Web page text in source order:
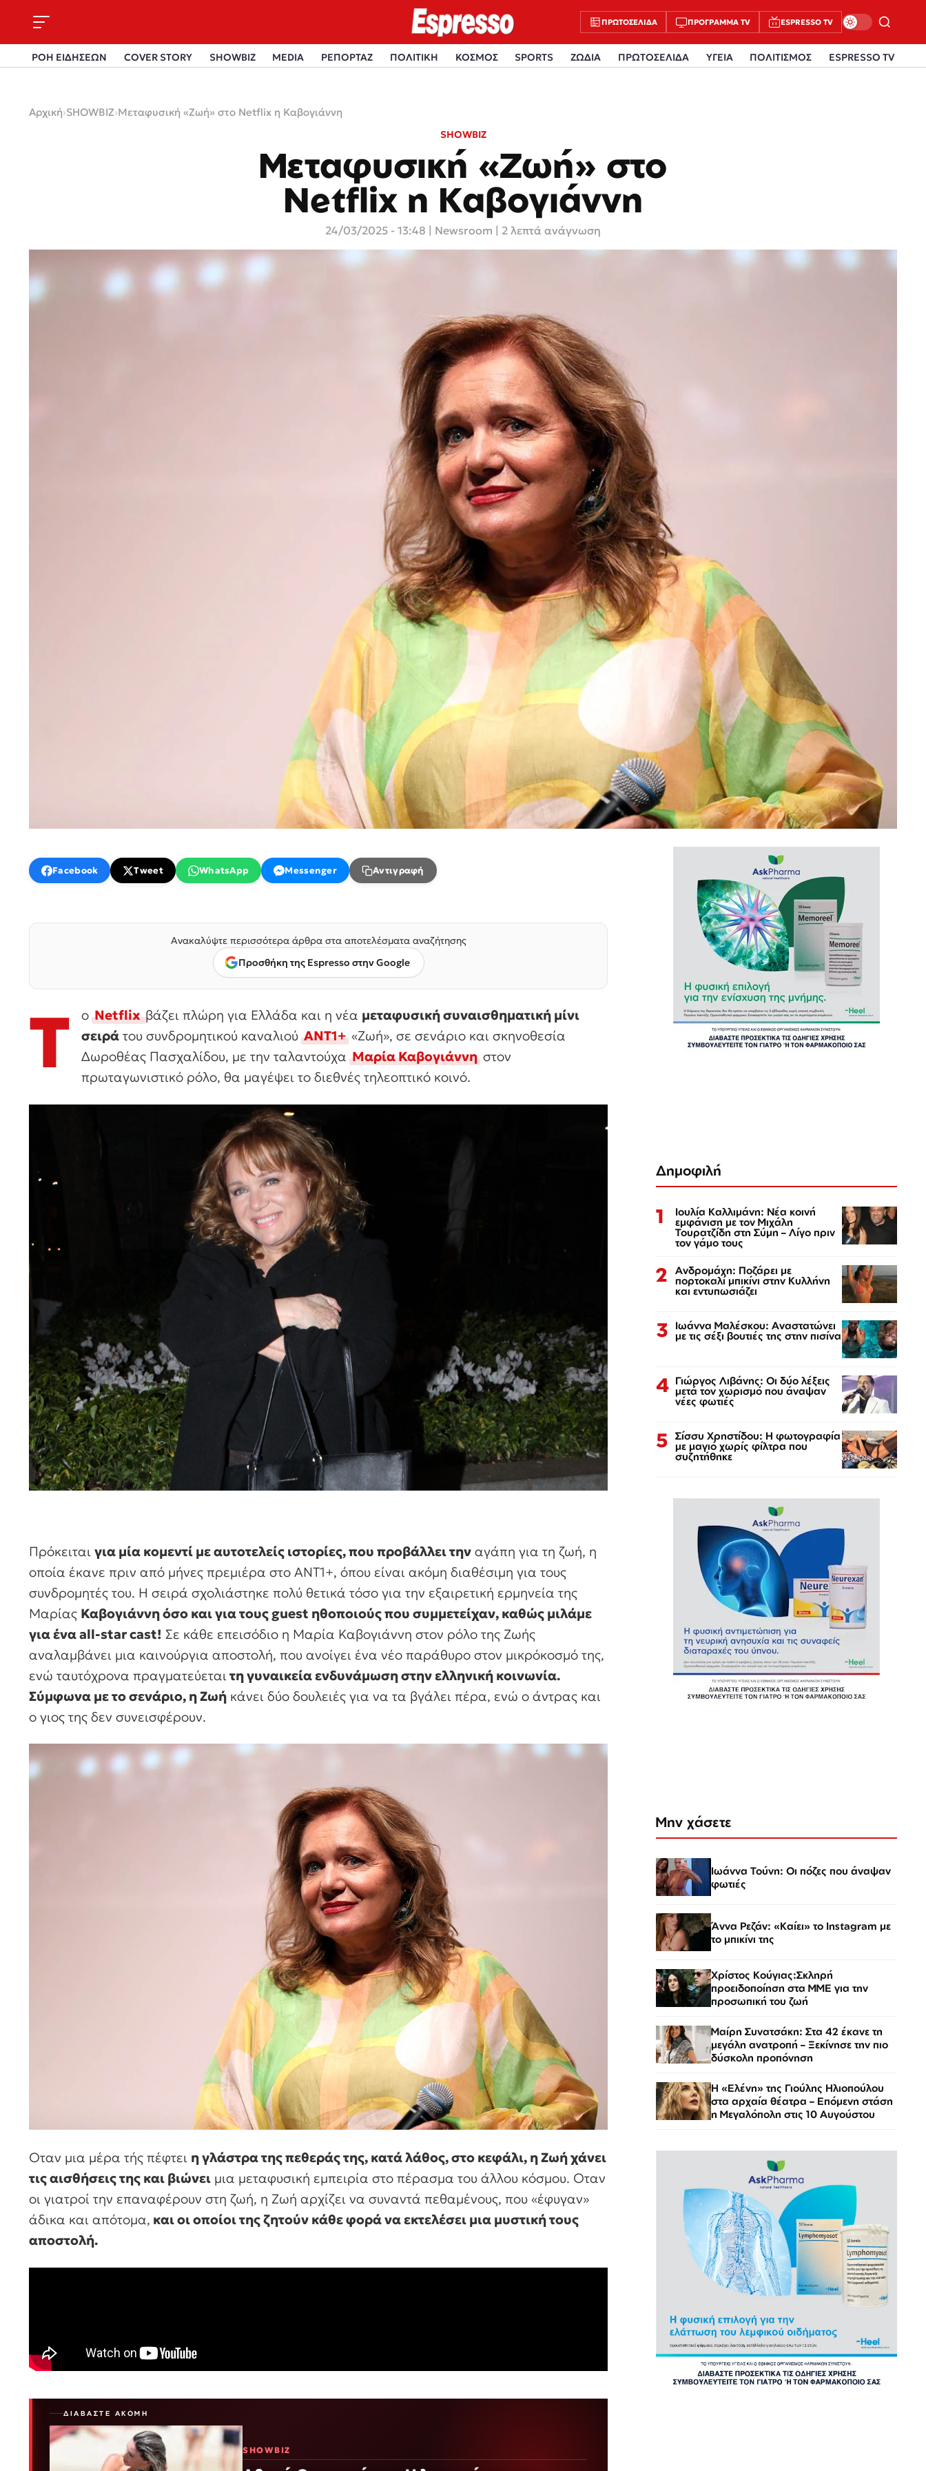
ΠΡΩΤΟΣΈΛΙΔΑ ΠΡΌΓΡΑΜΜΑ TV ESPRESSO TV
ΡΟΗ ΕΙΔΗΣΕΩΝ COVER STORY SHOWBIZ MEDIA ΡΕΠΟΡΤΑΖ ΠΟΛΙΤΙΚΗ ΚΟΣΜΟΣ SPORTS ΖΩΔΙΑ ΠΡΩΤΟΣΕΛΙΔΑ ΥΓΕΙΑ ΠΟΛΙΤΙΣΜΟΣ ESPRESSO TV
Αρχική›SHOWBIZ›Μεταφυσική «Ζωή» στο Netflix η Καβογιάννη
SHOWBIZ
Μεταφυσική «Ζωή» στο
Netflix η Καβογιάννη
24/03/2025 - 13:48 Newsroom | 2 λεπτά ανάγνωση
Facebook Tweet WhatsApp Messenger Αντιγραφή
Ανακαλύψτε περισσότερα άρθρα στα αποτελέσματα αναζήτησης
Προσθήκη της Espresso στην Google
Τ οNetflix βάζει πλώρη για Ελλάδα και η νέα μεταφυσική συναισθηματική μίνι
σειρά του συνδρομητικού καναλιούΑΝΤ1+«Ζωή», σε σενάριο και σκηνοθεσία
Δωροθέας Πασχαλίδου, με την ταλαντούχαΜαρία Καβογιάννηστον
πρωταγωνιστικό ρόλο, θα μαγέψει το διεθνές τηλεοπτικό κοινό.
Πρόκειται για μία κομεντί με αυτοτελείς ιστορίες, που προβάλλει την αγάπη για τη ζωή, η
οποία έκανε πριν από μήνες πρεμιέρα στο ANT1+, όπου είναι ακόμη διαθέσιμη για τους
συνδρομητές του. Η σειρά σχολιάστηκε πολύ θετικά τόσο για την εξαιρετική ερμηνεία της
Μαρίας Καβογιάννη όσο και για τους guest ηθοποιούς που συμμετείχαν, καθώς μιλάμε
για ένα all-star cast! Σε κάθε επεισόδιο η Μαρία Καβογιάννη στον ρόλο της Ζωής
αναλαμβάνει μια καινούργια αποστολή, που ανοίγει ένα νέο παράθυρο στον μικρόκοσμό της,
ενώ ταυτόχρονα πραγματεύεται τη γυναικεία ενδυνάμωση στην ελληνική κοινωνία.
Σύμφωνα με το σενάριο, η Ζωή κάνει δύο δουλειές για να τα βγάλει πέρα, ενώ ο άντρας και
ο γιος της δεν συνεισφέρουν.
Οταν μια μέρα τής πέφτει η γλάστρα της πεθεράς της, κατά λάθος, στο κεφάλι, η Ζωή χάνει
τις αισθήσεις της και βιώνει μια μεταφυσική εμπειρία στο πέρασμα του άλλου κόσμου. Οταν
οι γιατροί την επαναφέρουν στη ζωή, η Ζωή αρχίζει να συναντά πεθαμένους, που «έφυγαν»
άδικα και απότομα, και οι οποίοι της ζητούν κάθε φορά να εκτελέσει μια μυστική τους
αποστολή.
ΔΙΑΒΆΣΤΕ ΑΚΌΜΗ
SHOWBIZ
Δημοφιλή
1 Ιουλία Καλλιμάνη: Νέα κοινή
εμφάνιση με τον Μιχάλη
Τουρατζίδη στη Σύμη – Λίγο πριν
τον γάμο τους
2 Ανδρομάχη: Ποζάρει με
πορτοκαλί μπικίνι στην Κυλλήνη
και εντυπωσιάζει
3 Ιωάννα Μαλέσκου: Αναστατώνει
με τις σέξι βουτιές της στην πισίνα
4 Γιώργος Λιβάνης: Οι δύο λέξεις
μετά τον χωρισμό που άναψαν
νέες φωτιές
5 Σίσσυ Χρηστίδου: Η φωτογραφία
με μαγιό χωρίς φίλτρα που
συζητήθηκε
Μην χάσετε
Ιωάννα Τούνη: Οι πόζες που άναψαν
φωτιές
Άννα Ρεζάν: «Καίει» το Instagram με
το μπικίνι της
Χρίστος Κούγιας:Σκληρή
προειδοποίηση στα ΜΜΕ για την
προσωπική του ζωή
Μαίρη Συνατσάκη: Στα 42 έκανε τη
μεγάλη ανατροπή – Ξεκίνησε την πιο
δύσκολη προπόνηση
Η «Ελένη» της Γιούλης Ηλιοπούλου
στα αρχαία θέατρα – Επόμενη στάση
η Μεγαλόπολη στις 10 Αυγούστου